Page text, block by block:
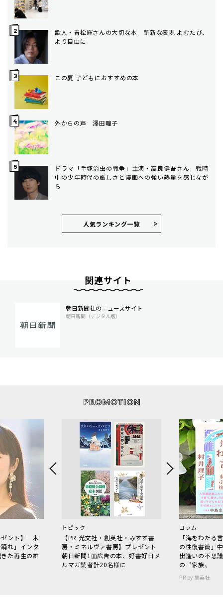
歌人・青松輝さんの大切な本 斬新な表現 よむたび、
より自由に
この夏 子どもにおすすめの本
外からの声 澤田瞳子
ドラマ「手塚治虫の戦争」主演・高良健吾さん 戦時
中の少年時代の厳しさと漫画への強い熱量を感じなが
ら
人気ランキング⼀覧
関連サイト
朝日新聞社のニュースサイト
朝日新聞（デジタル版）
ント】一木
れ」インタ
た再生の群
トピック
【PR 光文社・創英社・みすず書
房・ミネルヴァ書房】プレゼント
朝日新聞1面広告の本、好書好日メ
ルマガ読者計20名様に
コラム
「海をわた
の往復書簡」
出逢いの不思
の〝家族〟
PR by 集英社